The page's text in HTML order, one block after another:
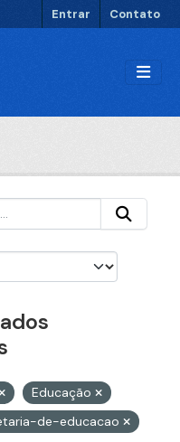
Entrar Contato
Educação
de-educacao